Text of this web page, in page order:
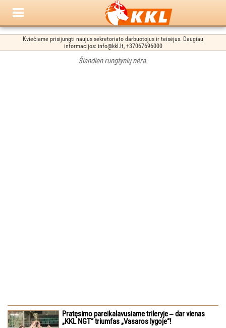
Kviečiame prisijungti naujus sekretoriato darbuotojus ir teisėjus. Daugiau
informacijos: info@kkl.lt, +37067696000
Šiandien rungtynių nėra.
Pratęsimo pareikalavusiame trileryje ‒ dar vienas
„KKL NGT“ triumfas „Vasaros lygoje“!